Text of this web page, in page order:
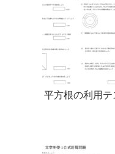
平方根の利用テ